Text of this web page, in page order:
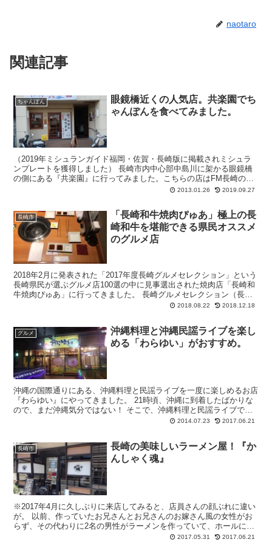
naotaro
関連記事
ちゃんぽん
眼鏡橋近くの人気店。共楽園でち
ゃんぽんを食べてみました。
（2019年ミシュランガイド福岡・佐賀・長崎版に掲載されミシュラ
ンプレートを獲得しました） 長崎市内中心部中島川に架かる眼鏡橋
の側にある『共楽園』に行ってみました。こちらの店はFM長崎の近
くにありラジオ放送でミュージシャンの方が共...2013.01.26 2019.09.27
長崎市
「長崎和牛焼肉ぴゅあ」極上の長
崎和牛を堪能できる県民オススメ
のグルメ店
2018年2月に発表された「2017年度長崎グルメセレクション」という
長崎県民が選ぶグルメ店100選の中に見事選出された焼肉店「長崎和
牛焼肉ぴゅあ」に行ってきました。 長崎グルメセレクション（長崎
エリア）で焼肉店が選ばれたのは僅か3店舗...2018.08.22 2018.12.18
グルメ
沖縄料理と沖縄民謡ライブを楽し
める「わらゆい」がおすすめ。
沖縄の国際通りにある、沖縄料理と民謡ライブを一度に楽しめるお店
『わらゆい』にやってきました。 21時頃、沖縄に到着したばかりな
ので、まだ沖縄気分ではない！ そこで、沖縄料理と民謡ライブで一
2014.07.23 2017.06.21
長崎市
長崎の美味しいラーメン屋！『か
んしゃく魂』
※2017年4月に久しぶりに来店してみると、店員さんの顔ぶれに違い
が。 以前、作っていたお兄さんとお兄さんのお嫁さん風の女性がお
らず、その代わりに2名の男性がラーメンを作っていて、ホールには
2017.05.31 2017.06.21